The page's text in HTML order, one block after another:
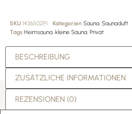
SKU 1436502FI Kategorien Sauna, Saunaduft
Tags Heimsauna, kleine Sauna, Privat
BESCHREIBUNG
ZUSÄTZLICHE INFORMATIONEN
REZENSIONEN (0)